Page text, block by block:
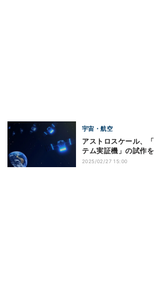
宇宙・航空
アストロスケール、
テム実証機」の試作
2025/02/27 15:00